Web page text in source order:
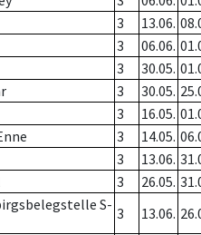
3 13.06.
3 06.06.
3 30.05.
3 30.05.
3 16.05.
3 14.05.
3 13.06.
3 26.05.
S- 3 13.06.